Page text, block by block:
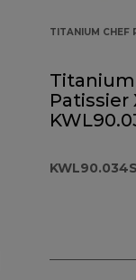
TITANIUM CHEF
Patissier